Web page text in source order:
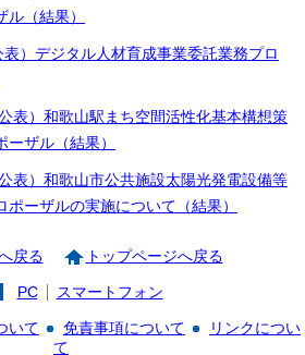
（結果）
表）デジタル人材育成事業委託業務プロ
表）和歌山駅まち空間活性化基本構想策
ザル（結果）
表）和歌山市公共施設太陽光発電設備等
ポーザルの実施について（結果）
戻る トップページへ戻る
PC スマートフォン
いて 免責事項について
リンクについ
て